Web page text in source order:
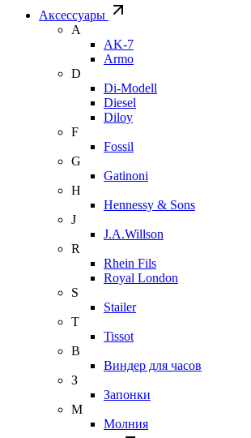
Аксессуары
A
AK-7
Armo
D
Di-Modell
Diesel
Diloy
F
Fossil
G
Gatinoni
H
Hennessy & Sons
J
J.A.Willson
R
Rhein Fils
Royal London
S
Stailer
T
Tissot
В
Виндер для часов
З
Запонки
М
Молния